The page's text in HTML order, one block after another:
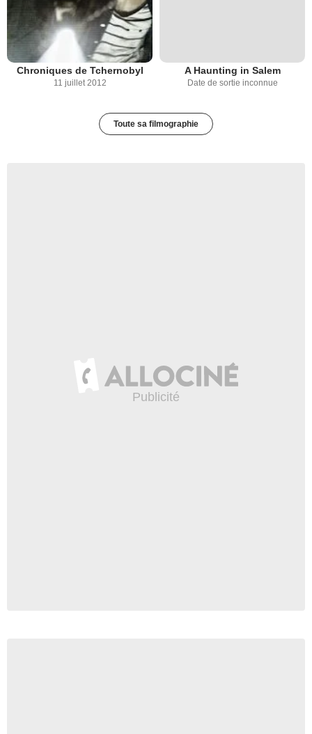
Chroniques de Tchernobyl
11 juillet 2012
A Haunting in Salem
Date de sortie inconnue
Toute sa filmographie